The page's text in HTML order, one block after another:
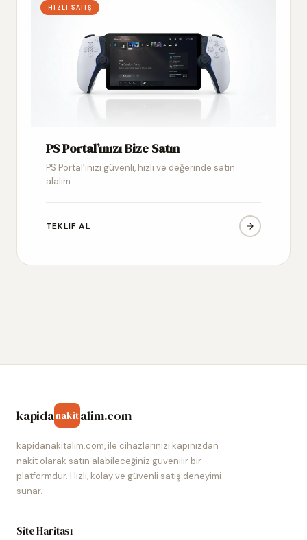
HIZLI SATIŞ
PS Portal’ınızı Bize Satın
PS Portal’ınızı güvenli, hızlı ve değerinde satın
alalım
TEKLIF AL
kapidanakitalim.com
kapidanakitalim.com, ile cihazlarınızı kapınızdan
nakit olarak satın alabileceğiniz güvenilir bir
platformdur. Hızlı, kolay ve güvenli satış deneyimi
sunar.
Site Haritası